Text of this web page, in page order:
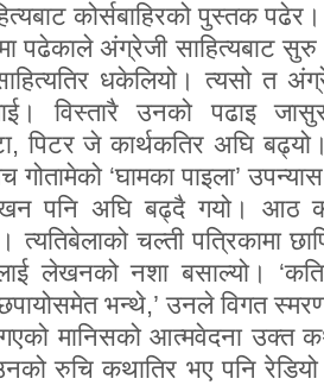
कोर्सबाहिरको पुस्तक
पढेकाले अंग्रेजी साहित्यबाट
धकेलियो। त्यसो त
विस्तारै उनको पढाइ
पिटर जे कार्थकतिर अघि
‘घामका पाइला’
पनि अघि बढ्दै गयो। आठ
त्यतिबेलाको चल्ती पत्रिकामा
लेखनको नशा बसाल्यो।
भन्थे,’ उनले विगत
मानिसको आत्मवेदना उक्त
रुचि कथातिर भए पनि